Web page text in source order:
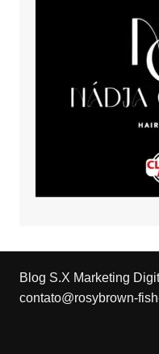
Blog S.X Marketing
contato@rosybrown-